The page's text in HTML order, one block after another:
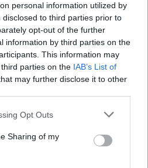
personal information utilized by
to third parties prior to
opt-out of the further
information by third parties on the
This information may
parties on the IAB’s List of
may further disclose it to other
app uses one or more Google
behaviour. You may click to
and its third-party tags to
purposes in below Google
Opt Outs
Sharing of my
Küldés
Messengeren
, hogy a Google
megtaláld a